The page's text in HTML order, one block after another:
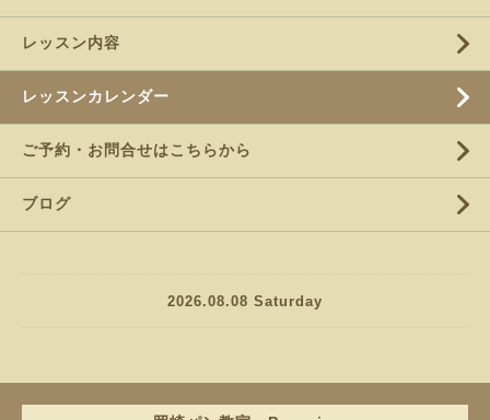
レッスン内容
レッスンカレンダー
ご予約・お問合せはこちらから
ブログ
2026.08.08 Saturday